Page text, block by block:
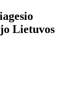
Lietuvos